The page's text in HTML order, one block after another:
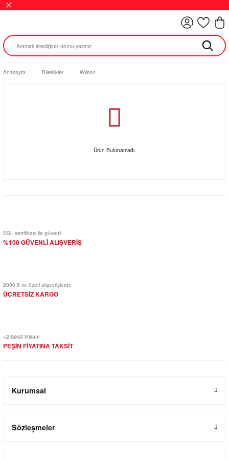
Anasayfa Bileklikler Wilson
Ürün Bulunamadı.
SSL sertifikası ile güvenli
%100 GÜVENLİ ALIŞVERİŞ
2000 ₺ ve üzeri alışverişlerde
ÜCRETSİZ KARGO
+2 taksit imkanı
PEŞİN FİYATINA TAKSİT
Kurumsal
Sözleşmeler